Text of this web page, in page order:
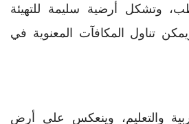
وتشكل أرضية سليمة للتهيئة
تناول المكافآت المعنوية في
والتعليم، وينعكس على أرض